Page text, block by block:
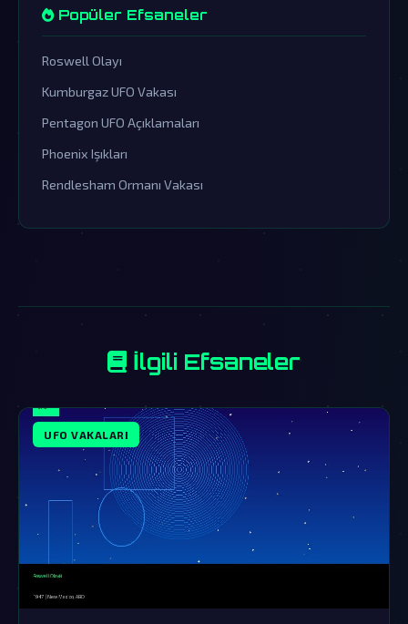
Popüler Efsaneler
Roswell Olayı
Kumburgaz UFO Vakası
Pentagon UFO Açıklamaları
Phoenix Işıkları
Rendlesham Ormanı Vakası
İlgili Efsaneler
UFO VAKALARI